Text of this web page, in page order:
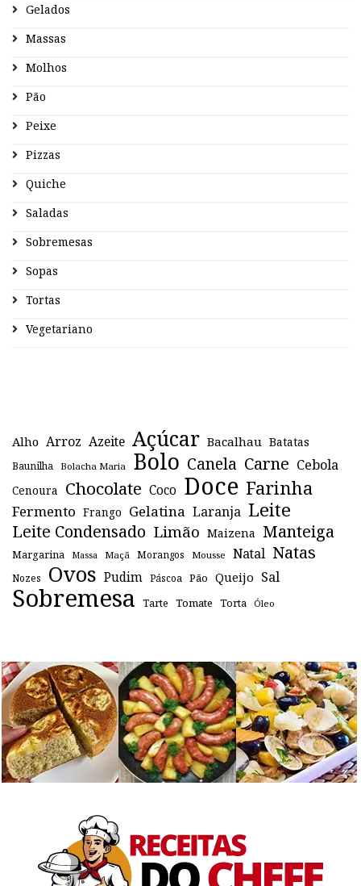
Gelados
Massas
Molhos
Pão
Peixe
Pizzas
Quiche
Saladas
Sobremesas
Sopas
Tortas
Vegetariano
Alho Arroz Azeite Açúcar Bacalhau Batatas
Baunilha Bolacha Maria Bolo Canela Carne Cebola
Cenoura Chocolate Coco Doce Farinha
Fermento Frango Gelatina Laranja Leite
Leite Condensado Limão Maizena Manteiga
Margarina Massa Maçã Morangos Mousse Natal Natas
Nozes Ovos Pudim Páscoa Pão Queijo Sal
Sobremesa Tarte Tomate Torta Óleo